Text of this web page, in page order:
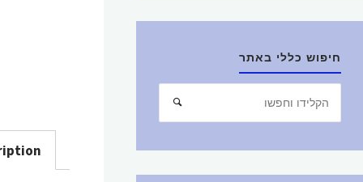
חיפוש כללי באתר
חיפוש